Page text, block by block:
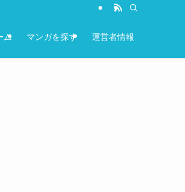
ム マンガを探す 運営者情報